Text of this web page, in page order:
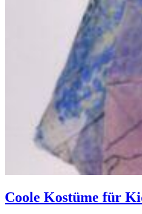
Coole Kostüme für